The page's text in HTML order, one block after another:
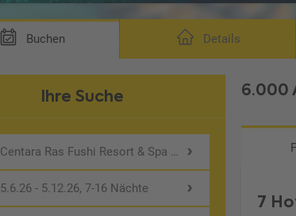
Buchen Details
Ihre Suche
Centara Ras Fushi Resort & Spa Maldives
5.6.26 - 5.12.26, 7-16 Nächte
6.000
7